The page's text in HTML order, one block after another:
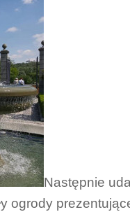
Następnie
ogrody